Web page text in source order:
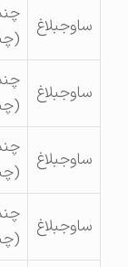
ساوجبلاغ
چندار
(چندار)
ساوجبلاغ
چندار
(چندار)
ساوجبلاغ
چندار
(چندار)
ساوجبلاغ
چندار
(چندار)